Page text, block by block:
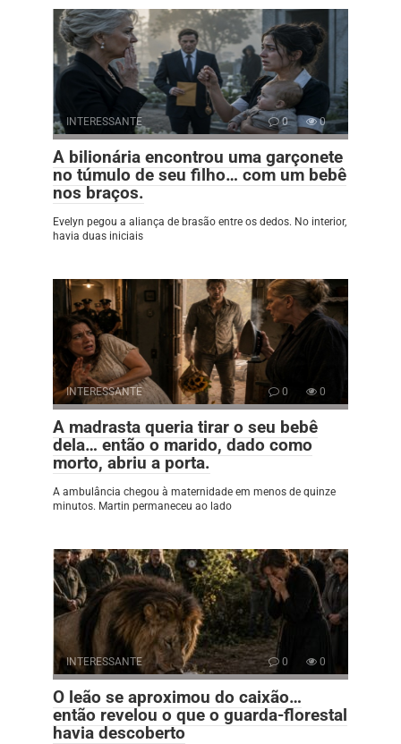
INTERESSANTE 0 0
A bilionária encontrou uma garçonete
no túmulo de seu filho… com um bebê
nos braços.
Evelyn pegou a aliança de brasão entre os dedos. No interior,
havia duas iniciais
INTERESSANTE 0 0
A madrasta queria tirar o seu bebê
dela… então o marido, dado como
morto, abriu a porta.
A ambulância chegou à maternidade em menos de quinze
minutos. Martin permaneceu ao lado
INTERESSANTE 0 0
O leão se aproximou do caixão…
então revelou o que o guarda-florestal
havia descoberto